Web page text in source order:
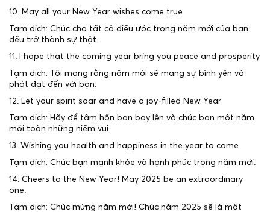
10. May all your New Year wishes come true
Tạm dịch: Chúc cho tất cả điều ước trong năm mới của bạn
đều trở thành sự thật.
11. I hope that the coming year bring you peace and prosperity
Tạm dịch: Tôi mong rằng năm mới sẽ mang sự bình yên và
phát đạt đến với bạn.
12. Let your spirit soar and have a joy-filled New Year
Tạm dịch: Hãy để tâm hồn bạn bay lên và chúc bạn một năm
mới toàn những niềm vui.
13. Wishing you health and happiness in the year to come
Tạm dịch: Chúc bạn mạnh khỏe và hạnh phúc trong năm mới.
14. Cheers to the New Year! May 2025 be an extraordinary
one.
Tạm dịch: Chúc mừng năm mới! Chúc năm 2025 sẽ là một